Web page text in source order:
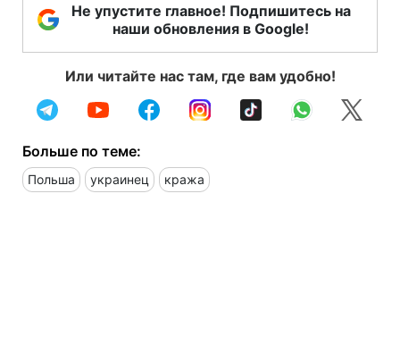
Не упустите главное! Подпишитесь на
наши обновления в Google!
Или читайте нас там, где вам удобно!
Больше по теме:
Польша украинец кража